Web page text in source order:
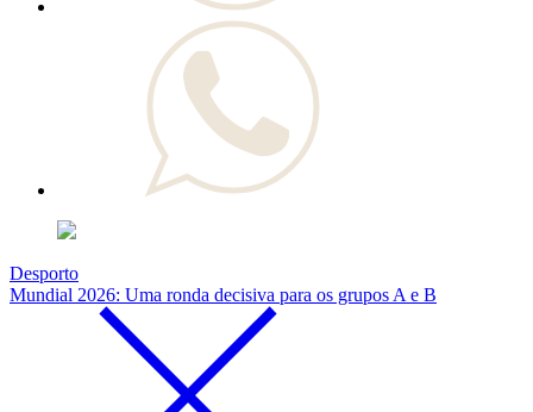
Desporto
Mundial 2026: Uma ronda decisiva para os grupos A e B